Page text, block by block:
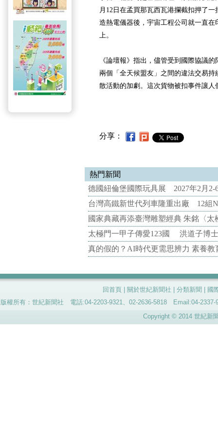
月12日在孟買那瓦西瓦港攔截扣押了
造熱電儀器後，宇宙工程公司就一直
上。
《論壇報》指出，儘管受到國際協議
兩個「全天候盟友」之間的違法交易
散活動的加劇。這次貨物被扣事件讓人
分享：
熱門新聞
德國紐倫堡國際玩具展 2027年2月2-
台灣高鐵新世代列車隆重出廠 12組
國家典藏再添臺灣雕塑經典 朱銘〈
太極門一甲子傳愛123國 洪道子博
真的假的？AI時代更需思辨力 素養
回首頁 關於世紀新聞社 分類新聞
國
版權所有：世紀新聞社 電話:04-2203-9321、02-2636-5818 Email:04-
Copyright © 2014 世紀新